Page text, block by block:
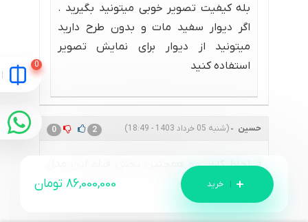
بله کیفیت تصویر خوبی میتونید بگیرید .
اگر دیوار سفید مات و بدون طرح دارید
میتونید از دیوار برای نمایش تصویر
استفاده کنید
حسین (شنبه 05 خرداد 1403 - 18:49) 0 2
از لحاظ کارایی و همچنین پخش فیلم این مدل
بهتره یا hd28i
86,000,000 تومان